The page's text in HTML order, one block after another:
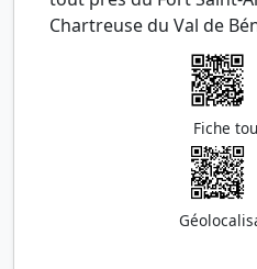
Chartreuse du Val de
Ce musée est installé
Fiche